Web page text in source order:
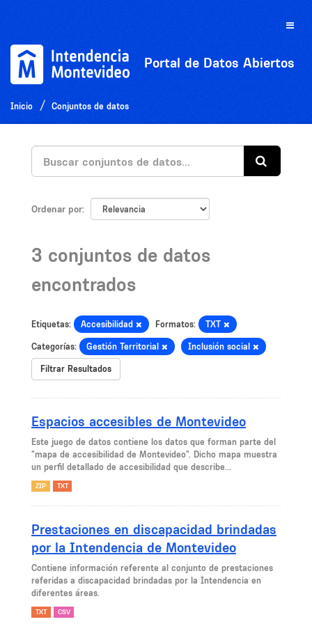
Toggle
Portal de Datos Abiertos
Inicio Conjuntos de datos
Ordenar por
3 conjuntos de datos
encontrados
Etiquetas: Accesibilidad Formatos: TXT
Categorías: Gestión Territorial Inclusión social
Filtrar Resultados
Espacios accesibles de Montevideo
Este juego de datos contiene los datos que forman parte del
"mapa de accesibilidad de Montevideo". Dicho mapa muestra
un perfil detallado de accesibilidad que describe...
ZIP TXT
Prestaciones en discapacidad brindadas
por la Intendencia de Montevideo
Contiene información referente al conjunto de prestaciones
referidas a discapacidad brindadas por la Intendencia en
diferentes áreas.
TXT CSV